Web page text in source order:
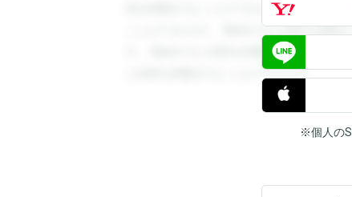
答を閲覧することができます。登録する
ことができます。登録すると回答を閲覧
す。登録すると回答を閲覧することがで
と回答を閲覧することができます。
※個人の